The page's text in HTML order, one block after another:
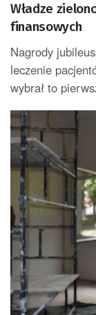
Władze
finansowych
Nagrody
leczenie
wybrał to